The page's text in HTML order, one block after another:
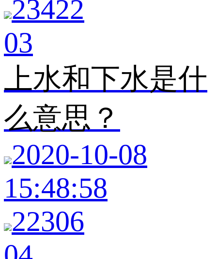
23422
03
上水和下水是什
么意思？
2020-10-08
15:48:58
22306